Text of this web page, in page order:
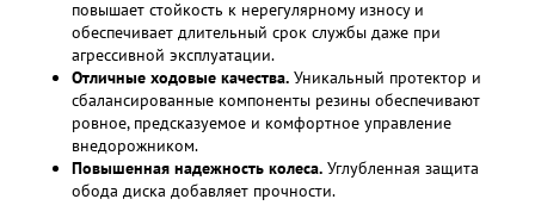
повышает стойкость к нерегулярному износу и
обеспечивает длительный срок службы даже при
агрессивной эксплуатации.
Отличные ходовые качества. Уникальный протектор и
сбалансированные компоненты резины обеспечивают
ровное, предсказуемое и комфортное управление
внедорожником.
Повышенная надежность колеса. Углубленная защита
обода диска добавляет прочности.